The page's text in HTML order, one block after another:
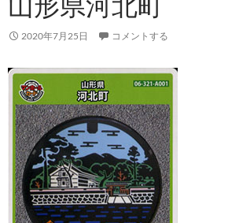
2020年7月25日 コメントする